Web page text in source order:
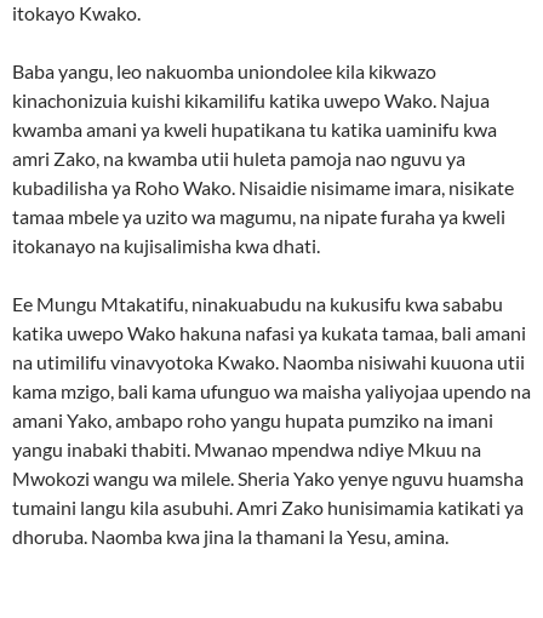
itokayo Kwako.
Baba yangu, leo nakuomba uniondolee kila kikwazo
kinachonizuia kuishi kikamilifu katika uwepo Wako. Najua
kwamba amani ya kweli hupatikana tu katika uaminifu kwa
amri Zako, na kwamba utii huleta pamoja nao nguvu ya
kubadilisha ya Roho Wako. Nisaidie nisimame imara, nisikate
tamaa mbele ya uzito wa magumu, na nipate furaha ya kweli
itokanayo na kujisalimisha kwa dhati.
Ee Mungu Mtakatifu, ninakuabudu na kukusifu kwa sababu
katika uwepo Wako hakuna nafasi ya kukata tamaa, bali amani
na utimilifu vinavyotoka Kwako. Naomba nisiwahi kuuona utii
kama mzigo, bali kama ufunguo wa maisha yaliyojaa upendo na
amani Yako, ambapo roho yangu hupata pumziko na imani
yangu inabaki thabiti. Mwanao mpendwa ndiye Mkuu na
Mwokozi wangu wa milele. Sheria Yako yenye nguvu huamsha
tumaini langu kila asubuhi. Amri Zako hunisimamia katikati ya
dhoruba. Naomba kwa jina la thamani la Yesu, amina.